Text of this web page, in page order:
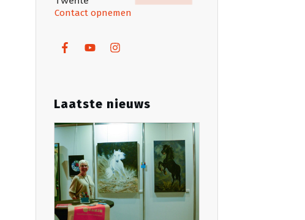
Contact opnemen
Laatste nieuws